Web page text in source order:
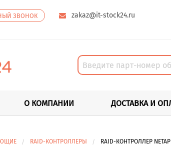
ЗВОНОК
zakaz@it-stock24.ru
О КОМПАНИИ ДОСТАВКА И
RAID-КОНТРОЛЛЕРЫ RAID-КОНТРОЛЛЕР